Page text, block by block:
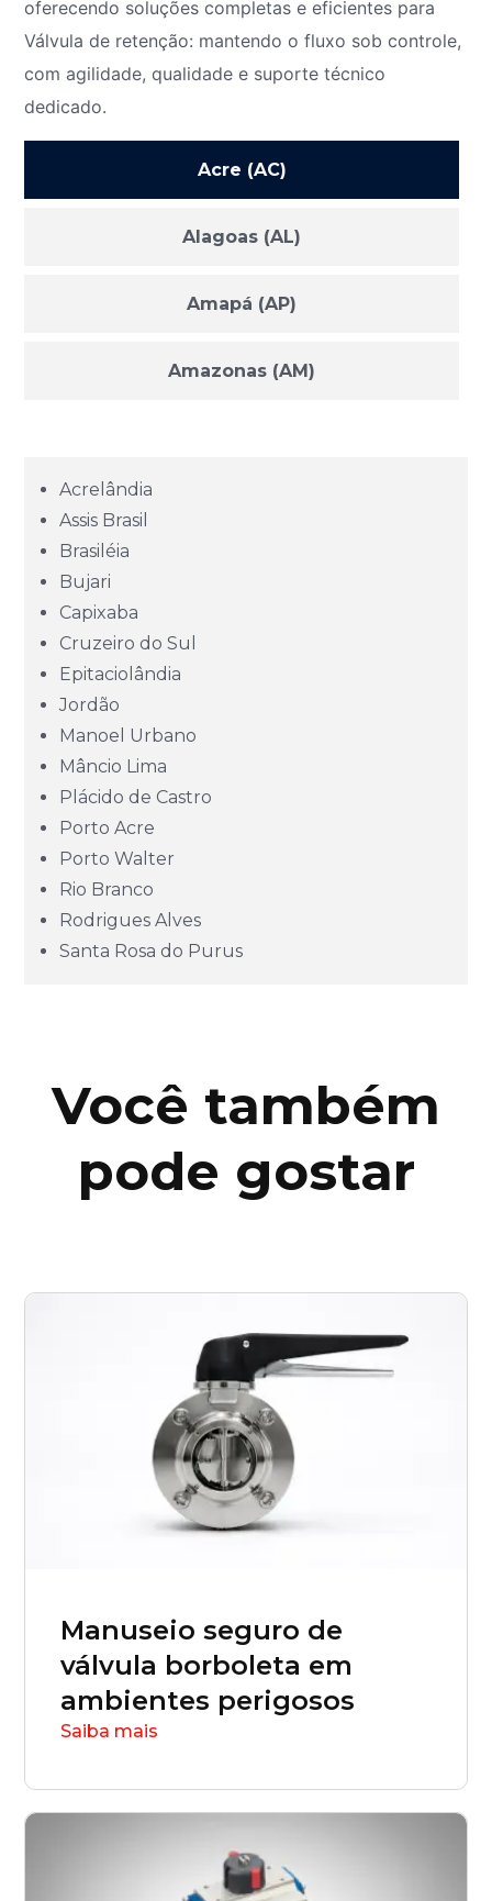
oferecendo soluções completas e eficientes para
Válvula de retenção: mantendo o fluxo sob controle,
com agilidade, qualidade e suporte técnico
dedicado.
Acre (AC)
Alagoas (AL)
Amapá (AP)
Amazonas (AM)
Goiás (GO)
Mato Grosso (MT)
Minas Gerais (MG)
Paraná (PR)
pernambuco (PE)
Rio Grande do Norte (RN)
Rondônia (RO)
Santa Catarina (SC)
São Paulo (SP)
Tocantins (TO)
Acrelândia
Assis Brasil
Brasiléia
Bujari
Capixaba
Cruzeiro do Sul
Epitaciolândia
Jordão
Manoel Urbano
Mâncio Lima
Plácido de Castro
Porto Acre
Porto Walter
Rio Branco
Rodrigues Alves
Santa Rosa do Purus
Você também
pode gostar
Manuseio seguro de
válvula borboleta em
ambientes perigosos
Saiba mais